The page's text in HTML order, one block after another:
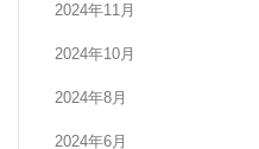
2024年11月
2024年10月
2024年8月
2024年6月